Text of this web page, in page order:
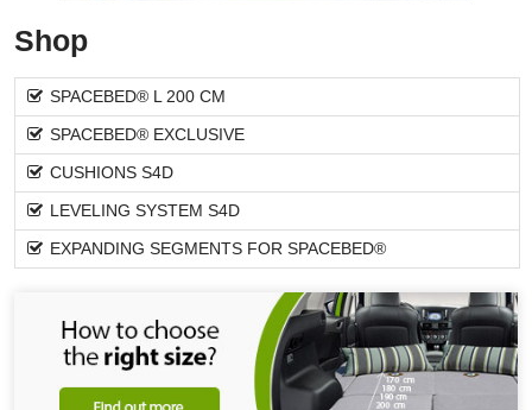
Shop
SPACEBED® L 200 CM
SPACEBED® EXCLUSIVE
CUSHIONS S4D
LEVELING SYSTEM S4D
EXPANDING SEGMENTS FOR SPACEBED®